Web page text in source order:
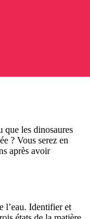
que les dinosaures
? Vous serez en
après avoir
l’eau. Identifier et